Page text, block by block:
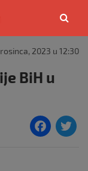
2023 u 12:30
BiH u
F